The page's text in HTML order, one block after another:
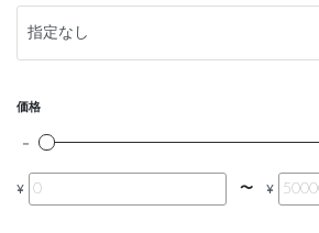
価格
¥ 〜 ¥